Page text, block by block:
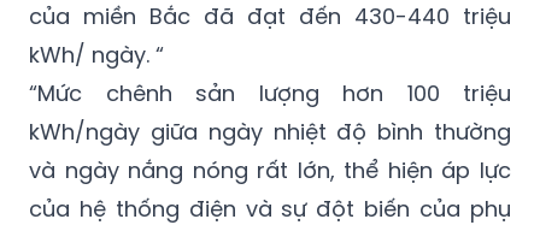
của miền Bắc đã đạt đến 430-440 triệu
kWh/ ngày. “
“Mức chênh sản lượng hơn 100 triệu
kWh/ngày giữa ngày nhiệt độ bình thường
và ngày nắng nóng rất lớn, thể hiện áp lực
của hệ thống điện và sự đột biến của phụ